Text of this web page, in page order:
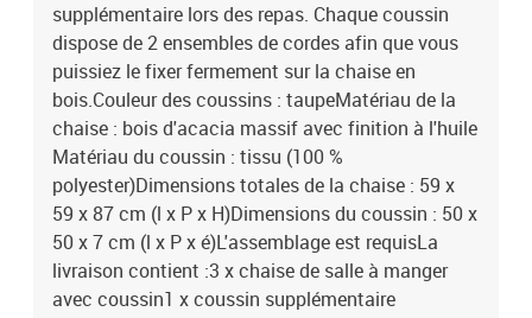
supplémentaire lors des repas. Chaque coussin
dispose de 2 ensembles de cordes afin que vous
puissiez le fixer fermement sur la chaise en
bois.Couleur des coussins : taupeMatériau de la
chaise : bois d'acacia massif avec finition à l'huile
Matériau du coussin : tissu (100 %
polyester)Dimensions totales de la chaise : 59 x
59 x 87 cm (l x P x H)Dimensions du coussin : 50 x
50 x 7 cm (l x P x é)L'assemblage est requisLa
livraison contient :3 x chaise de salle à manger
avec coussin1 x coussin supplémentaire